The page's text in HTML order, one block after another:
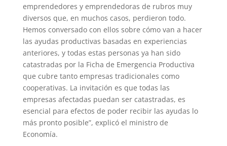
emprendedores y emprendedoras de rubros muy
diversos que, en muchos casos, perdieron todo.
Hemos conversado con ellos sobre cómo van a hacer
las ayudas productivas basadas en experiencias
anteriores, y todas estas personas ya han sido
catastradas por la Ficha de Emergencia Productiva
que cubre tanto empresas tradicionales como
cooperativas. La invitación es que todas las
empresas afectadas puedan ser catastradas, es
esencial para efectos de poder recibir las ayudas lo
más pronto posible”, explicó el ministro de
Economía.